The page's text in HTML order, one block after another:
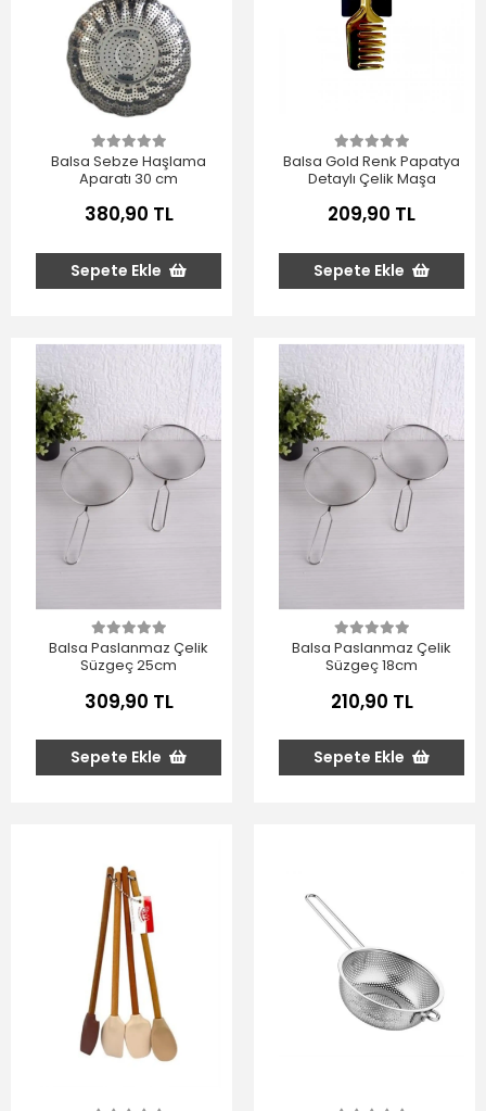
Balsa Sebze Haşlama
Aparatı 30 cm
380,90 TL
Sepete Ekle
Balsa Gold Renk Papatya
Detaylı Çelik Maşa
209,90 TL
Sepete Ekle
Balsa Paslanmaz Çelik
Süzgeç 25cm
309,90 TL
Sepete Ekle
Balsa Paslanmaz Çelik
Süzgeç 18cm
210,90 TL
Sepete Ekle